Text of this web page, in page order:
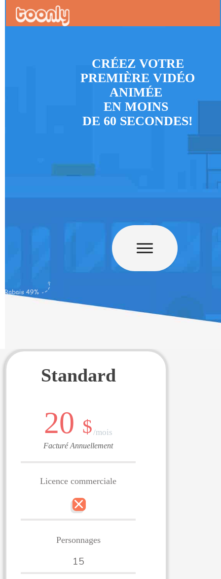
CRÉEZ VOTRE
PREMIÈRE VIDÉO
ANIMÉE
EN MOINS
DE 60 SECONDES!
Standard
20 $/mois
Facturé Annuellement
Licence commerciale
Personnages
15